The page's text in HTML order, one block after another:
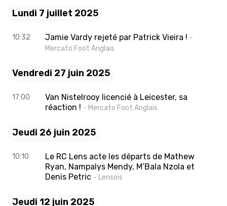
Lundi 7 juillet 2025
10:32 Jamie Vardy rejeté par Patrick Vieira ! -
Mercato Foot Anglais
Vendredi 27 juin 2025
17:00
Van Nistelrooy licencié à Leicester, sa
réaction ! - Mercato Foot Anglais
Jeudi 26 juin 2025
10:10
Le RC Lens acte les départs de Mathew
Ryan, Nampalys Mendy, M’Bala Nzola et
Denis Petric - Lensois
Jeudi 12 juin 2025